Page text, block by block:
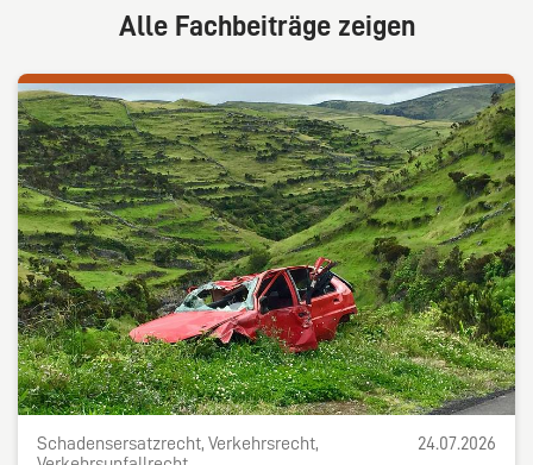
Alle Fachbeiträge zeigen
Schadensersatzrecht, Verkehrsrecht,
24.07.2026